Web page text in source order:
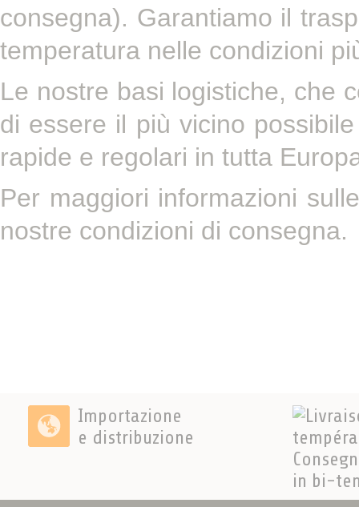
consegna). Garantiamo il
temperatura nelle condizioni
Le nostre basi logistiche, che
di essere il più vicino
rapide e regolari in tutta
Per maggiori informazioni
nostre condizioni di consegna.
Importazione
e distribuzione
in bi-